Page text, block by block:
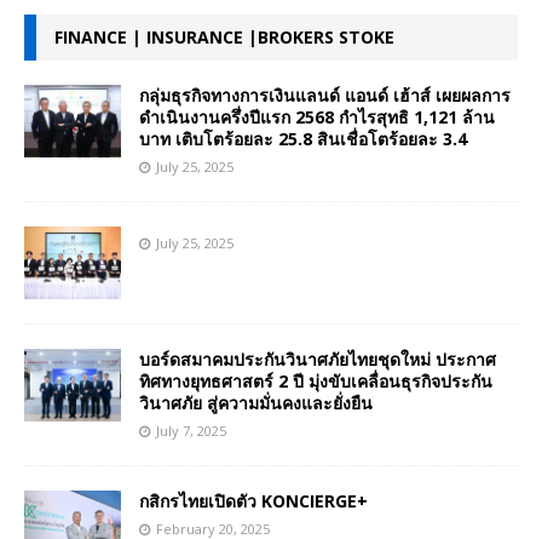
FINANCE | INSURANCE |BROKERS STOKE
กลุ่มธุรกิจทางการเงินแลนด์ แอนด์ เฮ้าส์ เผยผลการ
ดำเนินงานครึ่งปีแรก 2568 กำไรสุทธิ 1,121 ล้าน
บาท เติบโตร้อยละ 25.8 สินเชื่อโตร้อยละ 3.4
July 25, 2025
July 25, 2025
บอร์ดสมาคมประกันวินาศภัยไทยชุดใหม่ ประกาศ
ทิศทางยุทธศาสตร์ 2 ปี มุ่งขับเคลื่อนธุรกิจประกัน
วินาศภัย สู่ความมั่นคงและยั่งยืน
July 7, 2025
กสิกรไทยเปิดตัว KONCIERGE+
February 20, 2025